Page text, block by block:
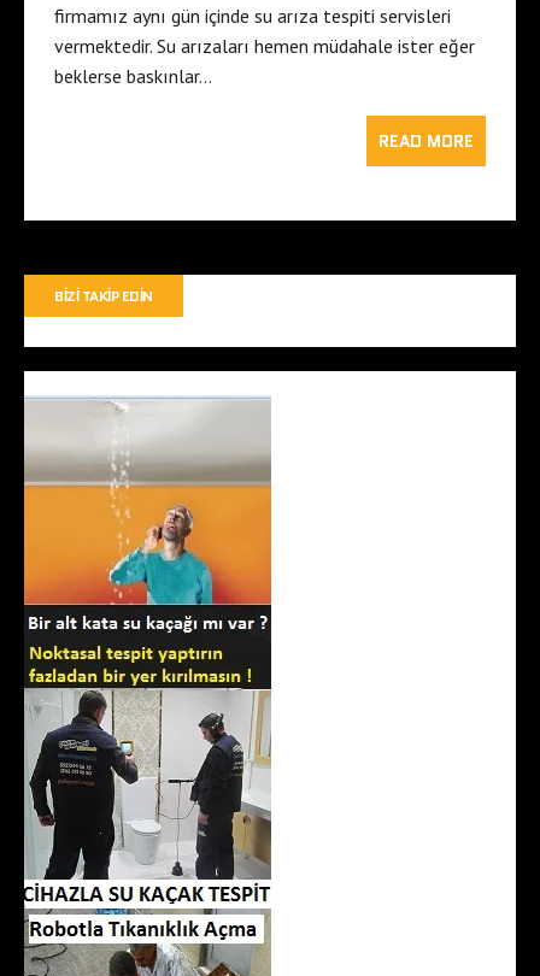
firmamız aynı gün içinde su arıza tespiti servisleri
vermektedir. Su arızaları hemen müdahale ister eğer
beklerse baskınlar…
READ MORE
BIZI TAKIP EDIN